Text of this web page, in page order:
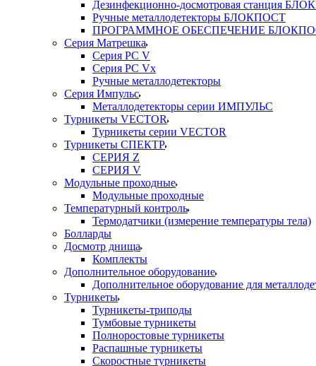
Дезинфекционно-досмотровая станция
Ручные металлодетекторы БЛОКПОСТ
ПРОГРАММНОЕ ОБЕСПЕЧЕНИЕ
Серия Матрешка
Серия PC V
Серия PC Vx
Ручные металлодетекторы
Серия Импульс
Металлодетекторы серии ИМПУЛЬС
Турникеты VECTOR
Турникеты серии VECTOR
Турникеты СПЕКТР
СЕРИЯ Z
СЕРИЯ V
Модульные проходные
Модульные проходные
Температурный контроль
Термодатчики (измерение температуры тела)
Болларды
Досмотр днища
Комплекты
Дополнительное оборудование
Дополнительное оборудование для
Турникеты
Турникеты-триподы
Тумбовые турникеты
Полноростовые турникеты
Распашные турникеты
Скоростные турникеты